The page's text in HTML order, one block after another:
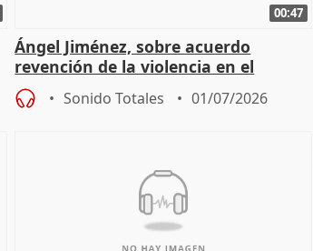
00:47
Ángel Jiménez, sobre acuerdo
revención de la violencia en el
deporte base municipal
Sonido Totales 01/07/2026